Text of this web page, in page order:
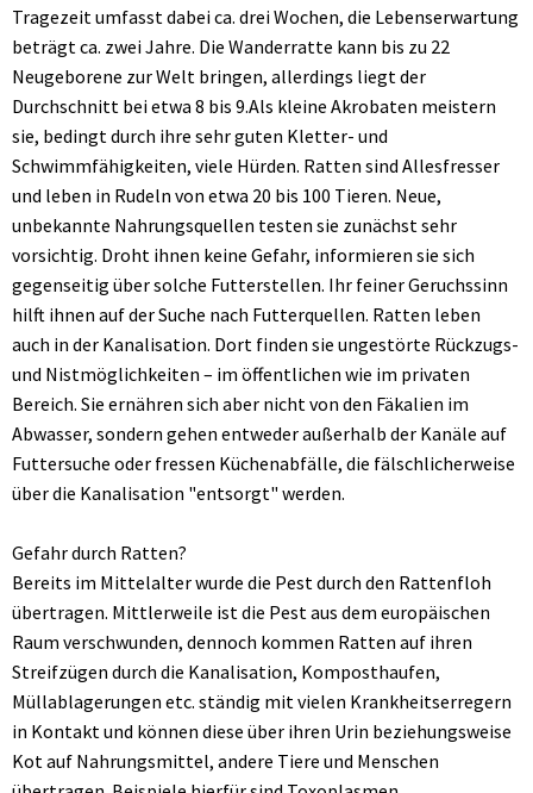
Tragezeit umfasst dabei ca. drei Wochen, die Lebenserwartung
beträgt ca. zwei Jahre. Die Wanderratte kann bis zu 22
Neugeborene zur Welt bringen, allerdings liegt der
Durchschnitt bei etwa 8 bis 9.Als kleine Akrobaten meistern
sie, bedingt durch ihre sehr guten Kletter- und
Schwimmfähigkeiten, viele Hürden. Ratten sind Allesfresser
und leben in Rudeln von etwa 20 bis 100 Tieren. Neue,
unbekannte Nahrungsquellen testen sie zunächst sehr
vorsichtig. Droht ihnen keine Gefahr, informieren sie sich
gegenseitig über solche Futterstellen. Ihr feiner Geruchssinn
hilft ihnen auf der Suche nach Futterquellen. Ratten leben
auch in der Kanalisation. Dort finden sie ungestörte Rückzugs-
und Nistmöglichkeiten – im öffentlichen wie im privaten
Bereich. Sie ernähren sich aber nicht von den Fäkalien im
Abwasser, sondern gehen entweder außerhalb der Kanäle auf
Futtersuche oder fressen Küchenabfälle, die fälschlicherweise
über die Kanalisation "entsorgt" werden.
Gefahr durch Ratten?
Bereits im Mittelalter wurde die Pest durch den Rattenfloh
übertragen. Mittlerweile ist die Pest aus dem europäischen
Raum verschwunden, dennoch kommen Ratten auf ihren
Streifzügen durch die Kanalisation, Komposthaufen,
Müllablagerungen etc. ständig mit vielen Krankheitserregern
in Kontakt und können diese über ihren Urin beziehungsweise
Kot auf Nahrungsmittel, andere Tiere und Menschen